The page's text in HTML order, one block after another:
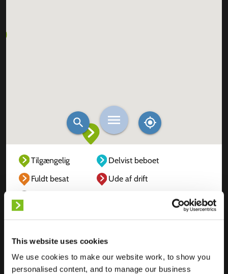
This website uses cookies
We use cookies to make our website work, to show you
personalised content, and to manage our business
Tilgængelig
Delvist beboet
Fuldt besat
Ude af drift
Beliggenhed
De Zeeg 19